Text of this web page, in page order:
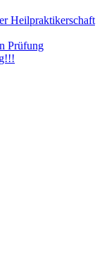
Heilpraktikerschaft
Prüfung